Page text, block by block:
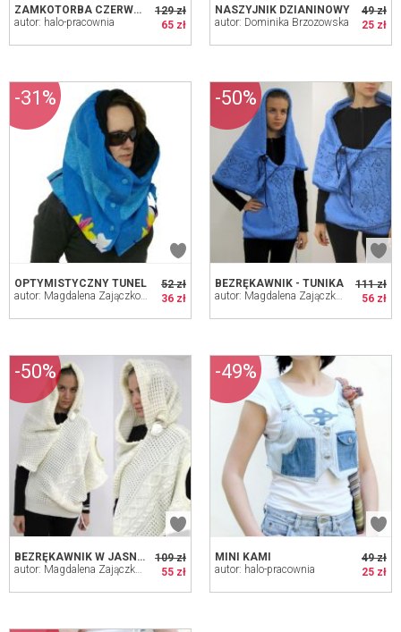
129 zł
65 zł
ZAMKOTORBA CZERWONA
autor: halo-pracownia
49 zł
25 zł
NASZYJNIK DZIANINOWY
autor: Dominika Brzozowska
52 zł
36 zł
OPTYMISTYCZNY TUNEL
autor: Magdalena Zajączkowska
-31%
111 zł
56 zł
BEZRĘKAWNIK - TUNIKA
autor: Magdalena Zajączkowska
-50%
109 zł
55 zł
BEZRĘKAWNIK W JASNYM TONIE
autor: Magdalena Zajączkowska
-50%
49 zł
25 zł
MINI KAMI
autor: halo-pracownia
-49%